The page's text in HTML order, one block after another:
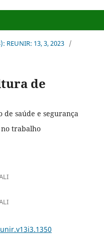
REUNIR: 13, 3, 2023 /
de
de saúde e segurança
trabalho